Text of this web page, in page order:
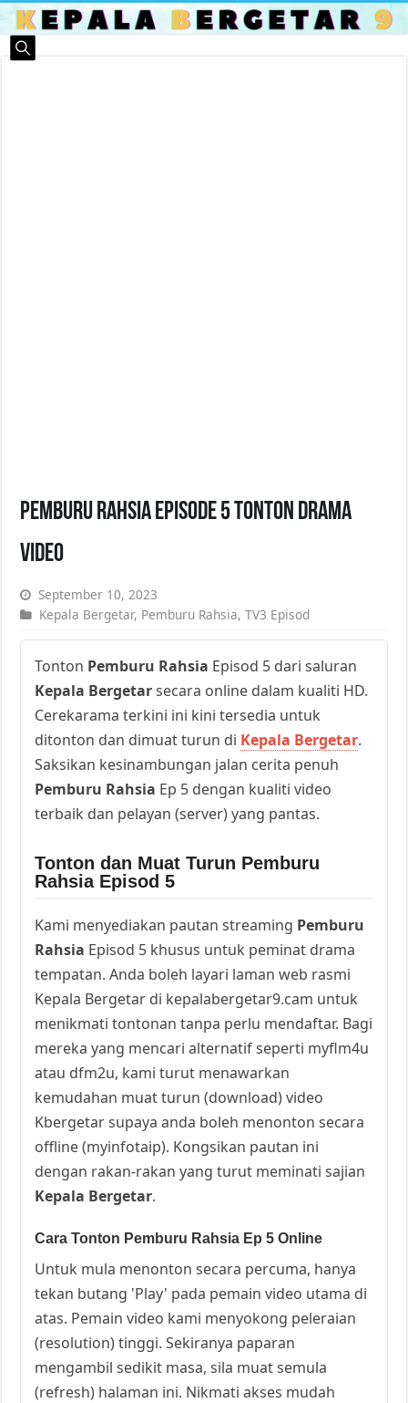
Pemburu Rahsia Episode 5 Tonton Drama
Video
September 10, 2023
Kepala Bergetar, Pemburu Rahsia,TV3 Episod
Tonton Pemburu Rahsia Episod 5 dari saluran
Kepala Bergetarsecara online dalam kualiti HD.
Cerekarama terkini ini kini tersedia untuk
ditonton dan dimuat turun di Kepala Bergetar.
Saksikan kesinambungan jalan cerita penuh
Pemburu Rahsia Ep 5 dengan kualiti video
terbaik dan pelayan (server) yang pantas.
Tonton dan Muat Turun Pemburu
Rahsia Episod 5
Kami menyediakan pautan streaming Pemburu
Rahsia Episod 5 khusus untuk peminat drama
tempatan. Anda boleh layari laman web rasmi
Kepala Bergetar di kepalabergetar9.cam untuk
menikmati tontonan tanpa perlu mendaftar. Bagi
mereka yang mencari alternatif seperti myflm4u
atau dfm2u, kami turut menawarkan
kemudahan muat turun (download) video
Kbergetar supaya anda boleh menonton secara
offline (myinfotaip). Kongsikan pautan ini
dengan rakan-rakan yang turut meminati sajian
Kepala Bergetar.
Cara Tonton Pemburu Rahsia Ep 5 Online
Untuk mula menonton secara percuma, hanya
tekan butang 'Play' pada pemain video utama di
atas. Pemain video kami menyokong peleraian
(resolution) tinggi. Sekiranya paparan
mengambil sedikit masa, sila muat semula
(refresh) halaman ini. Nikmati akses mudah